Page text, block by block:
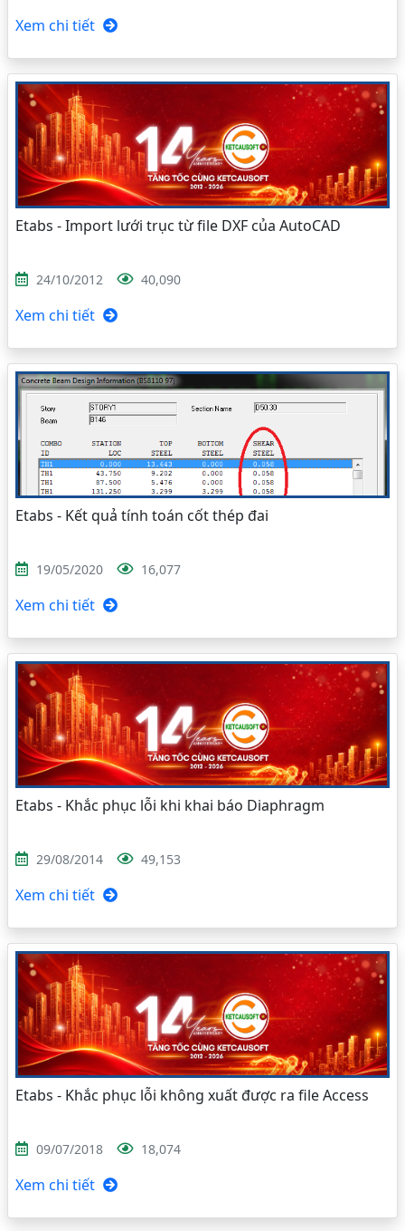
Xem chi tiết
Etabs - Import lưới trục từ file DXF của AutoCAD
24/10/2012 40,090
Xem chi tiết
Etabs - Kết quả tính toán cốt thép đai
19/05/2020 16,077
Xem chi tiết
Etabs - Khắc phục lỗi khi khai báo Diaphragm
29/08/2014 49,153
Xem chi tiết
Etabs - Khắc phục lỗi không xuất được ra file Access
09/07/2018 18,074
Xem chi tiết